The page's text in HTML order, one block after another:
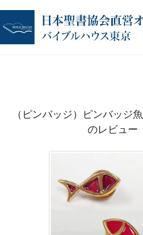
（ピンバッジ）ピンバッ
のレビュー